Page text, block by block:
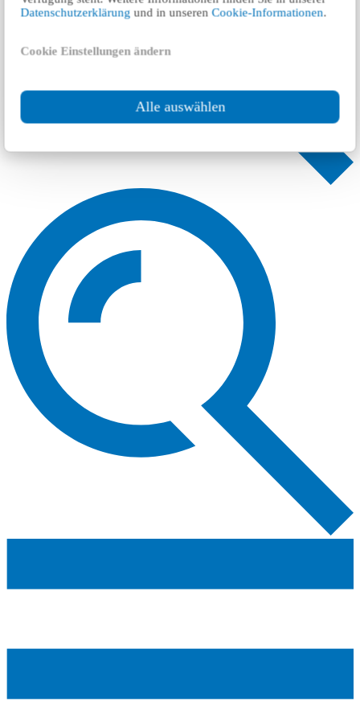
Datenschutzerklärung und in unserenCookie-Informationen.
Cookie Einstellungen ändern
Alle auswählen